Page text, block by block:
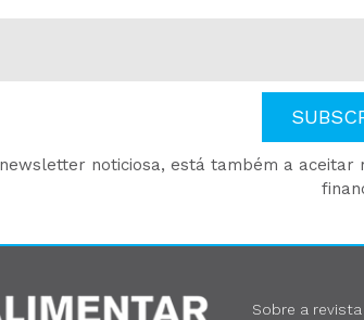
noticiosa, está também a
Sobre a revista